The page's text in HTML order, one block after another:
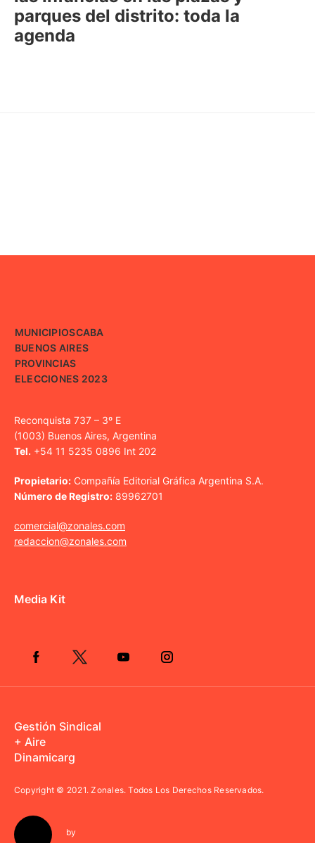
parques del distrito: toda la
agenda
MUNICIPIOSCABA
BUENOS AIRES
PROVINCIAS
ELECCIONES 2023
Reconquista 737 – 3º E
(1003) Buenos Aires, Argentina
Tel. +54 11 5235 0896 Int 202
Propietario: Compañía Editorial Gráfica Argentina S.A.
Número de Registro: 89962701
comercial@zonales.com
redaccion@zonales.com
Media Kit
Gestión Sindical
+ Aire
Dinamicarg
Copyright © 2021.Zonales. Todos Los Derechos Reservados.
by